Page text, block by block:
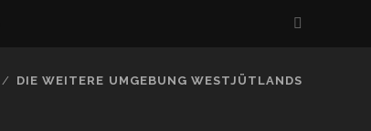
DIE WEITERE UMGEBUNG WESTJÜTLANDS